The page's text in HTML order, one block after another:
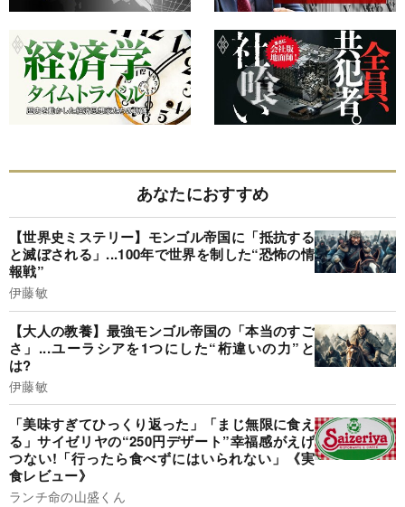
あなたにおすすめ
【世界史ミステリー】モンゴル帝国に「抵抗する
と滅ぼされる」...100年で世界を制した“恐怖の情
報戦”
伊藤敏
【大人の教養】最強モンゴル帝国の「本当のすご
さ」...ユーラシアを1つにした“桁違いの力”と
は?
伊藤敏
「美味すぎてひっくり返った」「まじ無限に食え
る」サイゼリヤの“250円デザート”幸福感がえげ
つない!「行ったら食べずにはいられない」《実
食レビュー》
ランチ命の山盛くん